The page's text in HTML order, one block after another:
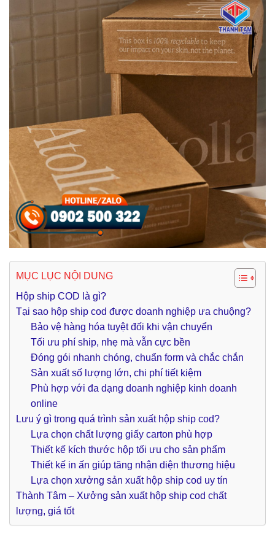
MỤC LỤC NỘI DUNG
Hộp ship COD là gì?
Tại sao hộp ship cod được doanh nghiệp ưa chuộng?
Bảo vệ hàng hóa tuyệt đối khi vận chuyển
Tối ưu phí ship, nhẹ mà vẫn cực bền
Đóng gói nhanh chóng, chuẩn form và chắc chắn
Sản xuất số lượng lớn, chi phí tiết kiệm
Phù hợp với đa dạng doanh nghiệp kinh doanh
online
Lưu ý gì trong quá trình sản xuất hộp ship cod?
Lựa chọn chất lượng giấy carton phù hợp
Thiết kế kích thước hộp tối ưu cho sản phẩm
Thiết kế in ấn giúp tăng nhận diện thương hiệu
Lựa chọn xưởng sản xuất hộp ship cod uy tín
Thành Tâm – Xưởng sản xuất hộp ship cod chất
lượng, giá tốt